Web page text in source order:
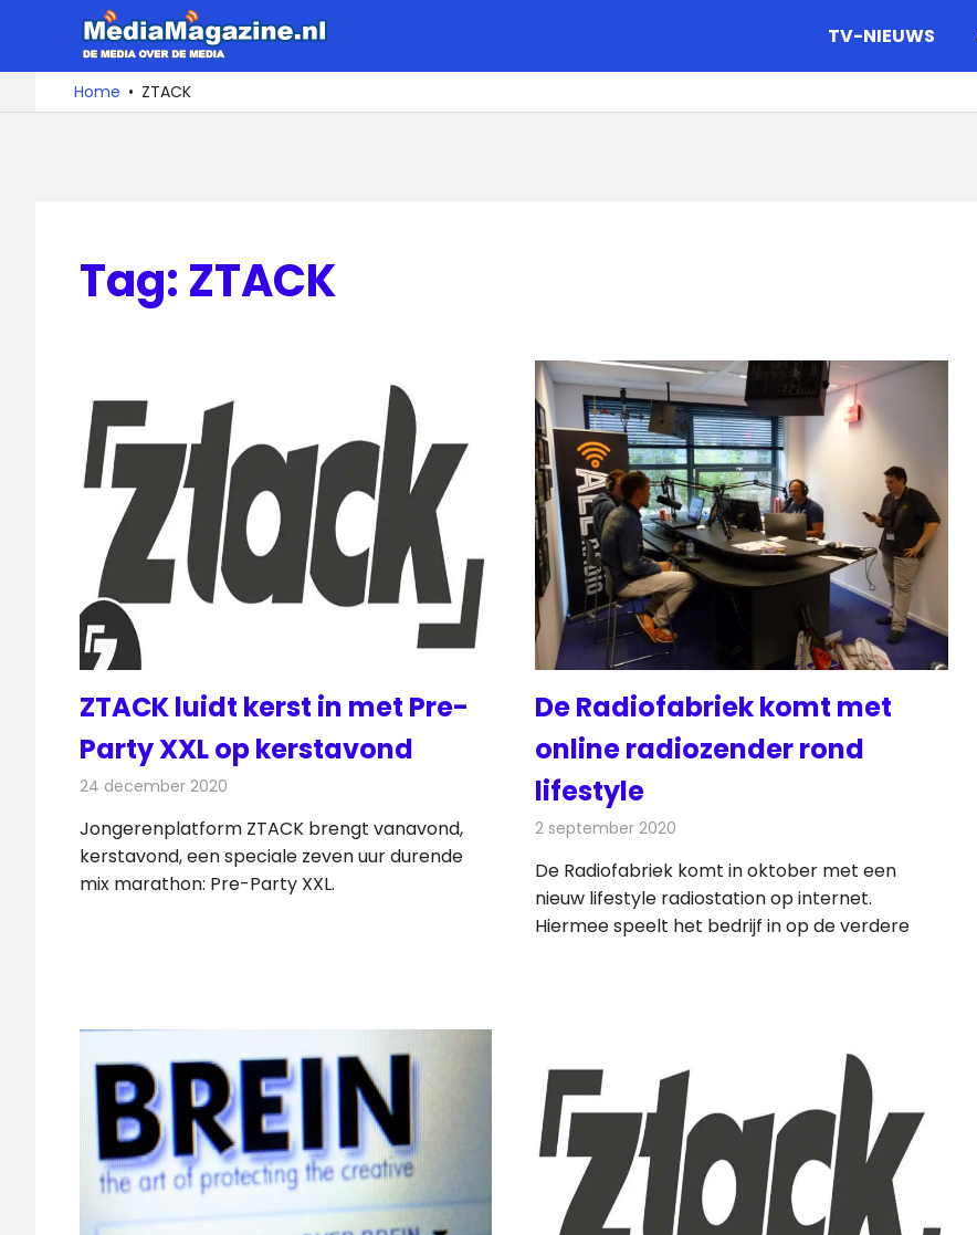
de
De
media
over
TV-NIEUWS
Home ZTACK
Tag: ZTACK
ZTACK luidt kerst in met Pre-
Party XXL op kerstavond
24 december 2020
Jongerenplatform ZTACK brengt vanavond,
kerstavond, een speciale zeven uur durende
mix marathon: Pre-Party XXL.
De Radiofabriek komt met
online radiozender rond
lifestyle
2 september 2020
De Radiofabriek komt in oktober met een
nieuw lifestyle radiostation op internet.
Hiermee speelt het bedrijf in op de verdere